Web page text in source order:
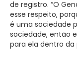
de registro. “O
esse respeito,
é uma sociedade
sociedade, então
para ela dentro da